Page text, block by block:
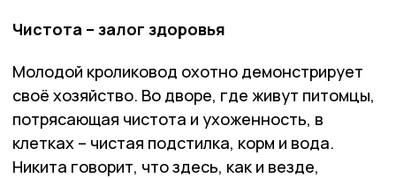
Чистота – залог здоровья
Молодой кроликовод охотно демонстрирует
своё хозяйство. Во дворе, где живут питомцы,
потрясающая чистота и ухоженность, в
клетках – чистая подстилка, корм и вода.
Никита говорит, что здесь, как и везде,